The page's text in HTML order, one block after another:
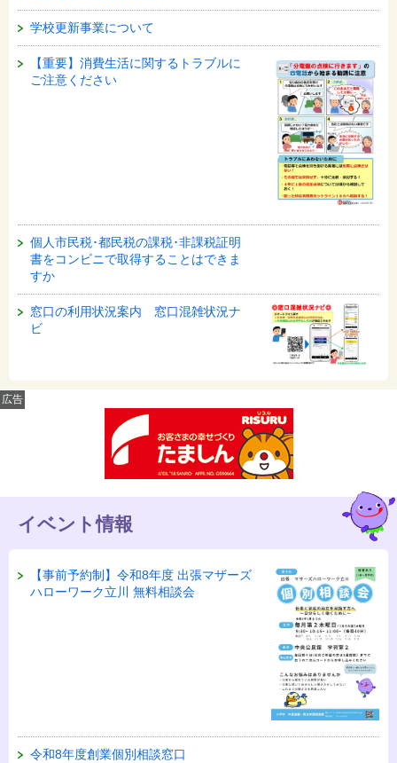
学校更新事業について
【重要】消費生活に関するトラブルに
ご注意ください
個人市民税･都民税の課税･非課税証明
書をコンビニで取得することはできま
すか
窓口の利用状況案内 窓口混雑状況ナ
ビ
広告
イベント情報
【事前予約制】令和8年度 出張マザーズ
ハローワーク立川 無料相談会
令和8年度創業個別相談窓口